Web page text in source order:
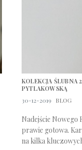
KOLEKCJA ŚLUBNA
PYTLAKOWSKĄ
30-12-2019
BLOG
Nadejście Nowego
prawie gotowa.
na kilka